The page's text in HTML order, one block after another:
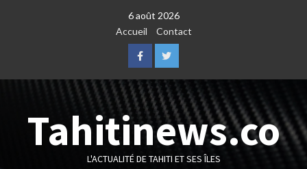
6 août 2026
Accueil
Contact
FacebookTwitter
Tahitinews.co
L'ACTUALITÉ DE TAHITI ET SES ÎLES